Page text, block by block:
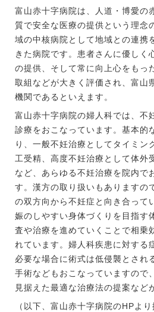
富山赤十字病院は、人道・博愛の
質で安全な医療の提供という理念
域の中核病院として地域との連携
きた病院です。患者さんに優しく
の提供、そして常に向上心をもっ
取組などが大きく評価され、富山
機関であるといえます。
富山赤十字病院の婦人科では、不
診療をおこなっています。基本的
り、一般不妊治療としてタイミン
工受精、高度不妊治療として体外
など、あらゆる不妊治療を院内で
す。漢方の取り扱いもありますの
の双方向から不妊症と向き合って
娠のしやすい身体づくりを目指す
査や治療を進めていくことで相乗
れています。婦人科疾患に対する
必要な場合に術式は低侵襲とされ
手術などもおこなっていますので
見据えた最適な治療法の提案など
（以下、富山赤十字病院のHPより